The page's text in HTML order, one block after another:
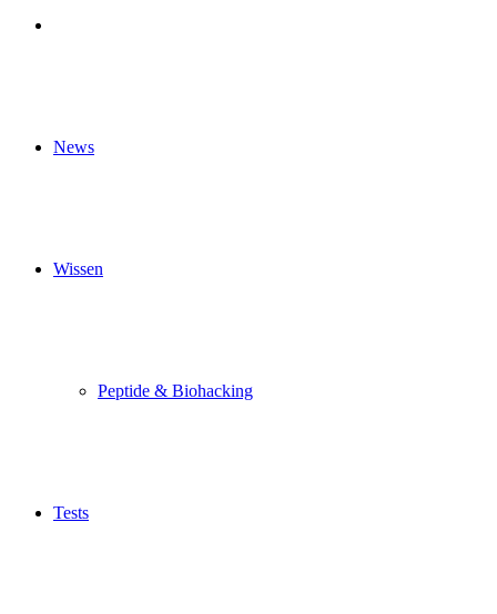
News
Wissen
Peptide & Biohacking
Tests